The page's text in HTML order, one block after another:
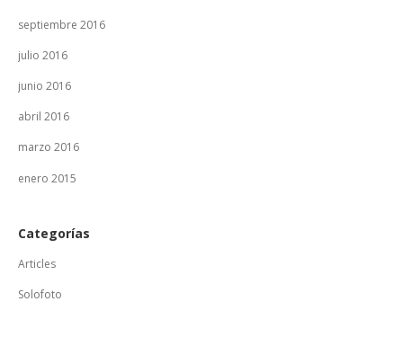
septiembre 2016
julio 2016
junio 2016
abril 2016
marzo 2016
enero 2015
Categorías
Articles
Solofoto